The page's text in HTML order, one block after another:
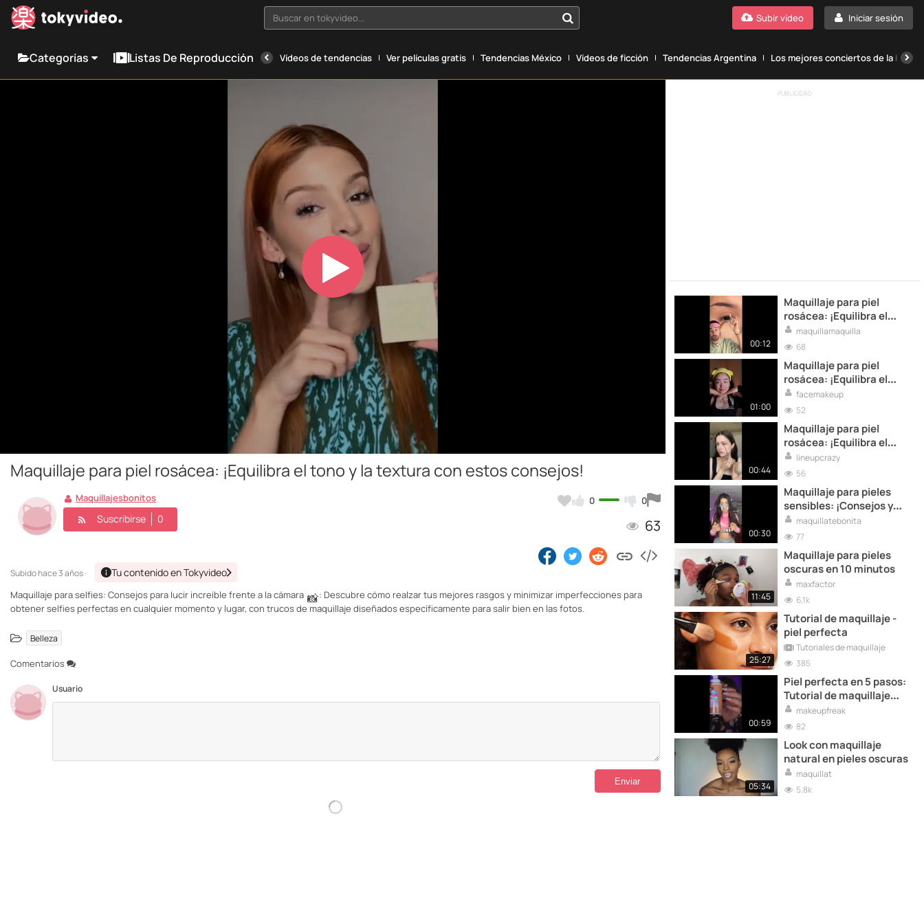
Buscar en tokyvideo... Iniciar sesión
Subir vídeo
Categorías Listas De Reproducción Vídeos de tendencias Ver películas gratis Tendencias México Vídeos de ficción Tendencias Argentina Los mejores conciertos de la
Play
Video
Maquillaje para piel rosácea: ¡Equilibra el tono y la textura con estos consejos!
0 0
63
Maquillajesbonitos
Suscribirse 0
Subidohace 3 años · Tu contenido en Tokyvideo
Maquillaje para selfies: Consejos para lucir increíble frente a la cámara 📸: Descubre cómo realzar tus mejores rasgos y minimizar imperfecciones para
obtener selfies perfectas en cualquier momento y lugar, con trucos de maquillaje diseñados específicamente para salir bien en las fotos.
Belleza
Comentarios
Usuario
PUBLICIDAD
00:12
Maquillaje para piel
rosácea: ¡Equilibra el
tono y la textura con
estos consejos!
maquillamaquilla
68
01:00
Maquillaje para piel
rosácea: ¡Equilibra el
tono y la textura con
estos consejos!
facemakeup
52
00:44
Maquillaje para piel
rosácea: ¡Equilibra el
tono y la textura con
estos consejos!
lineupcrazy
56
00:30
Maquillaje para pieles
sensibles: ¡Consejos y
productos
recomendados!
maquillatebonita
77
11:45
Maquillaje para pieles
oscuras en 10 minutos
maxfactor
6,1k
25:27
Tutorial de maquillaje -
piel perfecta
Tutoriales de maquillaje
385
00:59
Piel perfecta en 5 pasos:
Tutorial de maquillaje
para un cutis impecable
makeupfreak
82
05:34
Look con maquillaje
natural en pieles oscuras
maquillat
5,8k